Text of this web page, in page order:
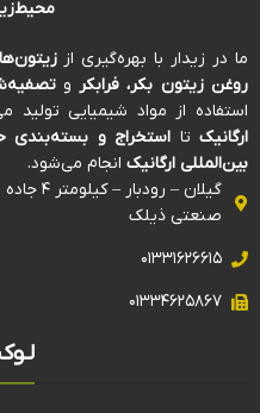
ما در زیدار با بهره‌گیری از
روغن زیتون بکر، فرابکر و
استفاده از مواد شیمیایی
ارگانیک تا استخراج و بسته‌بندی
بین‌المللی ارگانیک انجام می‌شود.
گیلان –
صنعتی ذیلک
۰۱۳۳۱۶۲۶۶۱۵
۰۱۳۳۴۶۲۵۸۶۷